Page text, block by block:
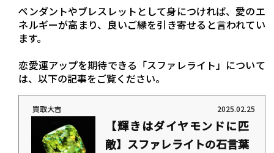
ペンダントやブレスレットとして身につければ、愛のエ
ネルギーが高まり、良いご縁を引き寄せると言われてい
ます。
恋愛運アップを期待できる「スファレライト」について
は、以下の記事をご覧ください。
買取大吉 2025.02.25
【輝きはダイヤモンドに匹
敵】スファレライトの石言葉